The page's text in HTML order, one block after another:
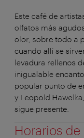
Este café de
olfatos más
olor, sobre todo a
cuando allí se
levadura rellenos
inigualable
popular punto de
y Leopold
sigue presente.
Horarios